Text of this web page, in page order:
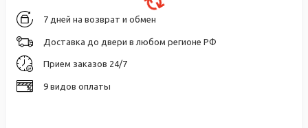
7 дней на возврат и обмен
Доставка до двери в любом регионе РФ
Прием заказов 24/7
9 видов оплаты